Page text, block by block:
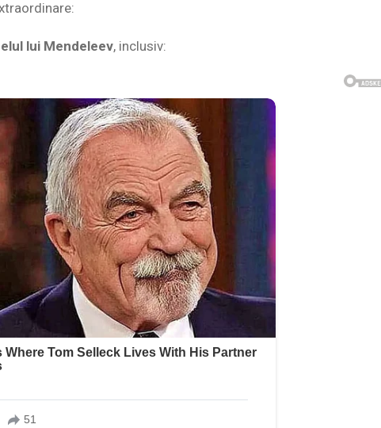
lui Mendeleev, inclusiv: